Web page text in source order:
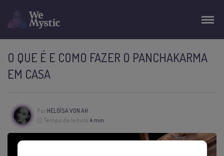
O QUE É E COMO FAZER O PANCHAKARMA
EM CASA
Por HELOÍSA VON AH
Tempo de leitura:4 min